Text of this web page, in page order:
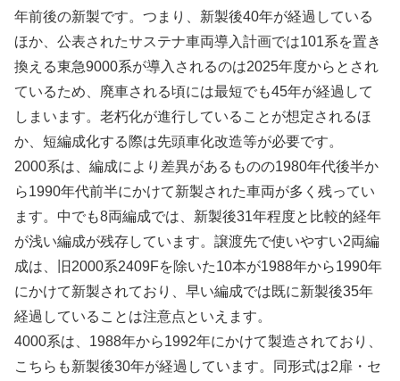
年前後の新製です。つまり、新製後40年が経過している
ほか、公表されたサステナ車両導入計画では101系を置き
換える東急9000系が導入されるのは2025年度からとされ
ているため、廃車される頃には最短でも45年が経過して
しまいます。老朽化が進行していることが想定されるほ
か、短編成化する際は先頭車化改造等が必要です。
2000系は、編成により差異があるものの1980年代後半か
ら1990年代前半にかけて新製された車両が多く残ってい
ます。中でも8両編成では、新製後31年程度と比較的経年
が浅い編成が残存しています。譲渡先で使いやすい2両編
成は、旧2000系2409Fを除いた10本が1988年から1990年
にかけて新製されており、早い編成では既に新製後35年
経過していることは注意点といえます。
4000系は、1988年から1992年にかけて製造されており、
こちらも新製後30年が経過しています。同形式は2扉・セ